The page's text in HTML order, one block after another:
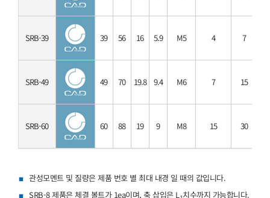
SRB-39 39 56 16 5.9 M5 4 7
SRB-49 49 70 19.8 9.4 M6 7 15
SRB-60 60 88 19 9 M8 15 30
관성모멘트 및 질량은 제품 번호 별 최대 내경 일 때의 값입니다.
SRB-8 제품은 체결 볼트가 1ea이며, 축 삽입은 L 치수까지 가능합니다.